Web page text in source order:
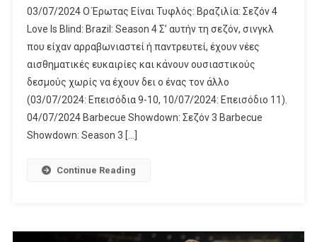
Στο
Netflix
–
Ιούλιος
2024
03/07/2024 Ο Έρωτας Είναι Τυφλός: Βραζιλία: Σεζόν 4
Love Is Blind: Brazil: Season 4 Σ’ αυτήν τη σεζόν, σινγκλ
που είχαν αρραβωνιαστεί ή παντρευτεί, έχουν νέες
αισθηματικές ευκαιρίες και κάνουν ουσιαστικούς
δεσμούς χωρίς να έχουν δει ο ένας τον άλλο
(03/07/2024: Επεισόδια 9-10, 10/07/2024: Επεισόδιο 11).
04/07/2024 Barbecue Showdown: Σεζόν 3 Barbecue
Showdown: Season 3 […]
Continue Reading